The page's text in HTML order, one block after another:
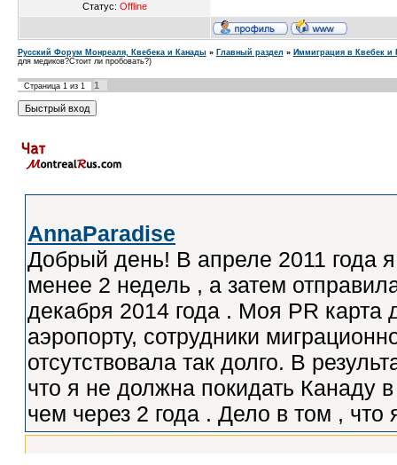
Статус: Offline
Русский Форум Монреаля, Квебека и Канады » Главный раздел » Иммиграция в Квебек и
для медиков?Стоит ли пробовать?)
Страница 1из 1 1